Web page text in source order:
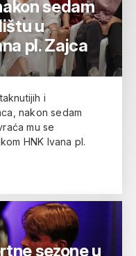
sedam
u
pl. Zajca
i
nakon sedam
mu se
HNK Ivana pl.
sezone u